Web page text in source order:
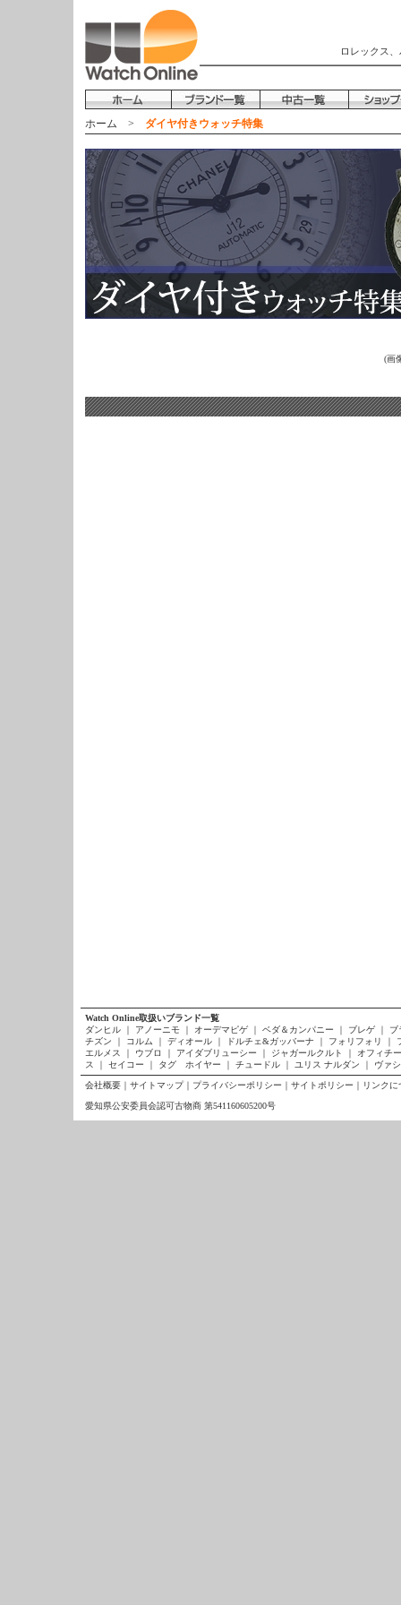
ロレックス
ホーム > ダイヤ付きウォッチ特集
(画
Watch Online取扱いブランド一覧
ダンヒル
｜ アノーニモ ｜ オーデマピゲ ｜ ベダ＆カンパニー ｜ ブレゲ ｜
ブ
チズン
｜ コルム ｜ ディオール ｜ ドルチェ&ガッバーナ ｜ フォリフォリ ｜
エルメス
｜ ウブロ ｜ アイダブリューシー ｜ ジャガールクルト ｜
オフィチ
ス
｜ セイコー ｜ タグ ホイヤー ｜ チュードル ｜ ユリス ナルダン ｜ ヴァ
会社概要 ｜ サイトマップ｜ プライバシーポリシー ｜ サイトポリシー ｜ リンクに
愛知県公安委員会認可古物商 第541160605200号